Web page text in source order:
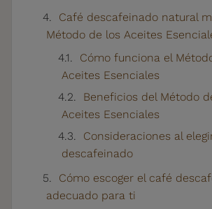
Café descafeinado natural
Método de los Aceites
Cómo funciona el
Aceites Esenciales
Beneficios del Método
Aceites Esenciales
Consideraciones al
descafeinado
Cómo escoger el café
adecuado para ti